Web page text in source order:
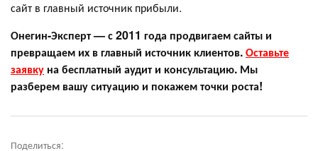
сайт в главный источник прибыли.
Онегин-Эксперт — с 2011 года продвигаем сайты и
превращаем их в главный источник клиентов.Оставьте
заявку на бесплатный аудит и консультацию. Мы
разберем вашу ситуацию и покажем точки роста!
Поделиться: